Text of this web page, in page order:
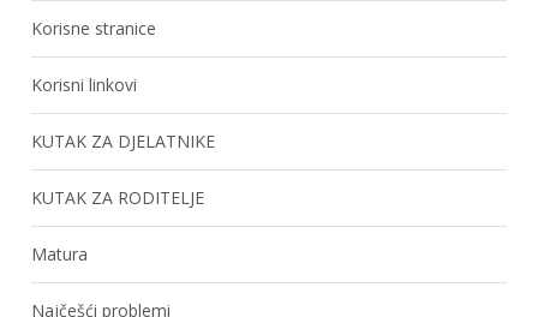
Korisne stranice
Korisni linkovi
KUTAK ZA DJELATNIKE
KUTAK ZA RODITELJE
Matura
Najčešći problemi